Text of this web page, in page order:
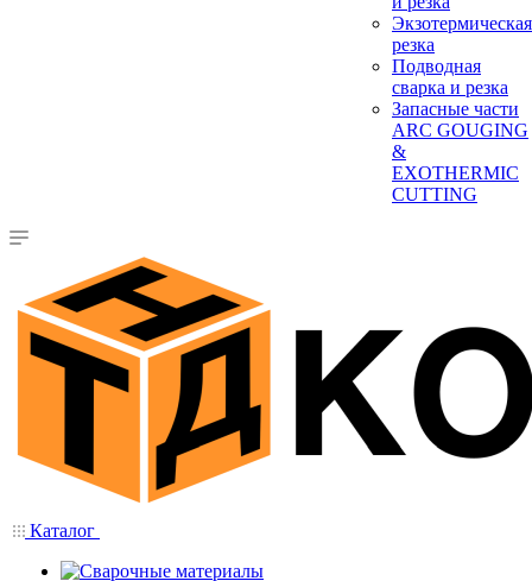
Экзотермическая
резка
Подводная
сварка и резка
Запасные части
ARC GOUGING
&
EXOTHERMIC
CUTTING
Каталог